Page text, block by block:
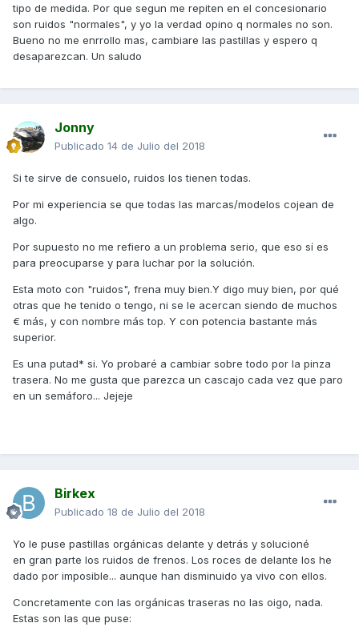
tipo de medida. Por que segun me repiten en el concesionario
son ruidos "normales", y yo la verdad opino q normales no son.
Bueno no me enrrollo mas, cambiare las pastillas y espero q
desaparezcan. Un saludo
Jonny
Publicado 14 de Julio del 2018
Si te sirve de consuelo, ruidos los tienen todas.
Por mi experiencia se que todas las marcas/modelos cojean de
algo.
Por supuesto no me refiero a un problema serio, que eso sí es
para preocuparse y para luchar por la solución.
Esta moto con "ruidos", frena muy bien.Y digo muy bien, por qué
otras que he tenido o tengo, ni se le acercan siendo de muchos
€ más, y con nombre más top. Y con potencia bastante más
superior.
Es una putad* si. Yo probaré a cambiar sobre todo por la pinza
trasera. No me gusta que parezca un cascajo cada vez que paro
en un semáforo... Jejeje
Birkex
Publicado 18 de Julio del 2018
Yo le puse pastillas orgánicas delante y detrás y solucioné
en gran parte los ruidos de frenos. Los roces de delante los he
dado por imposible... aunque han disminuido ya vivo con ellos.
Concretamente con las orgánicas traseras no las oigo, nada.
Estas son las que puse: